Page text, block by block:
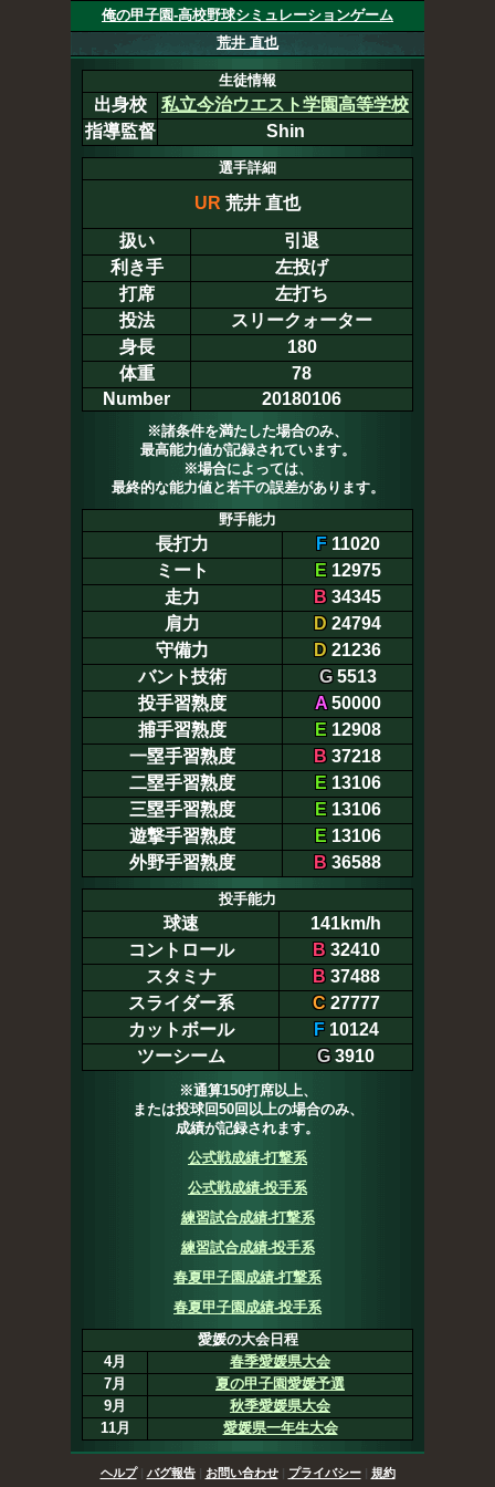
俺の甲子園-高校野球シミュレーションゲーム
荒井 直也
生徒情報
出身校
私立今治ウエスト学園高等学校
指導監督
Shin
選手詳細
UR 荒井 直也
扱い
引退
利き手
左投げ
打席
左打ち
投法
スリークォーター
身長
180
体重
78
Number
20180106
※諸条件を満たした場合のみ、
最高能力値が記録されています。
※場合によっては、
最終的な能力値と若干の誤差があります。
野手能力
長打力 F11020
ミート
E12975
走力
B 34345
肩力
D 24794
守備力
D 21236
バント技術
G5513
投手習熟度
A50000
捕手習熟度
E12908
一塁手習熟度
B 37218
二塁手習熟度
E13106
三塁手習熟度
E13106
遊撃手習熟度
E13106
外野手習熟度
B 36588
投手能力
球速
141km/h
コントロール
B32410
スタミナ
B37488
スライダー系
C27777
カットボール
F10124
ツーシーム
G3910
※通算150打席以上、
または投球回50回以上の場合のみ、
成績が記録されます。
公式戦成績-打撃系
公式戦成績-投手系
練習試合成績-打撃系
練習試合成績-投手系
春夏甲子園成績-打撃系
春夏甲子園成績-投手系
愛媛の大会日程
4月
春季愛媛県大会
7月
夏の甲子園愛媛予選
9月
秋季愛媛県大会
11月
愛媛県一年生大会
ヘルプ| バグ報告| お問い合わせ| プライバシー| 規約